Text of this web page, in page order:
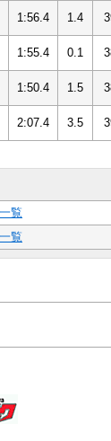
1:56.4 1.4
1:55.4 0.1
1:50.4 1.5
2:07.4 3.5
覧
覧